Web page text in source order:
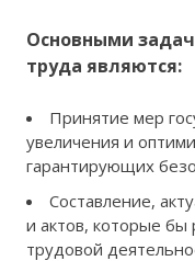
Основными
труда являются:
Принятие мер
увеличения и
гарантирующих
Составление,
и актов, которые бы
трудовой